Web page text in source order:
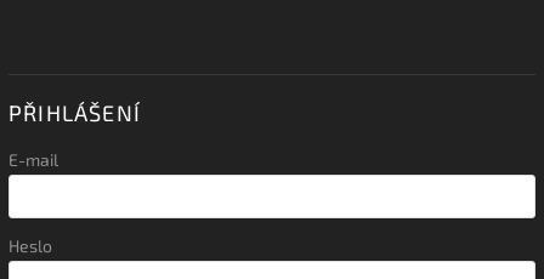
PŘIHLÁŠENÍ
E-mail
Heslo